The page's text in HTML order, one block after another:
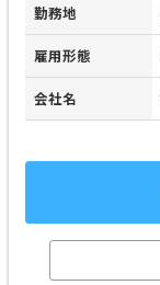
勤務地
雇用形態
会社名